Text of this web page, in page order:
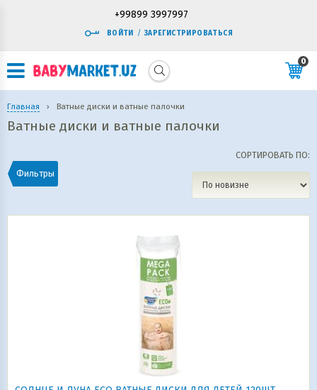
+99899 3997997
ВОЙТИ / ЗАРЕГИСТРИРОВАТЬСЯ
0
Главная › Ватные диски и ватные палочки
Ватные диски и ватные палочки
Фильтры
СОРТИРОВАТЬ ПО: